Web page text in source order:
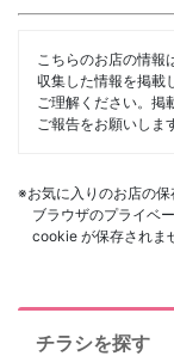
こちらのお店の情報
収集した情報を掲載
ご理解ください。掲
ご報告をお願いしま
※お気に入りのお店の保
ブラウザのプライベ
cookie が保存されま
チラシを探す